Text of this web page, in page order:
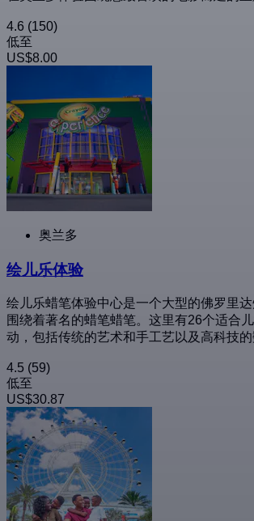
4.6 (150)
低至
US$8.00
奥兰多
绘儿乐体验
绘儿乐蜡笔体验中心是一个大型的佛罗里达
围绕着著名的蜡笔蜡笔。这里有26个适合
动，包括传统的艺术和手工艺以及高科技的
4.5 (59)
低至
US$30.87